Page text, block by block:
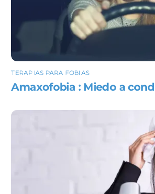
TERAPIAS PARA FOBIAS
Amaxofobia : Miedo a